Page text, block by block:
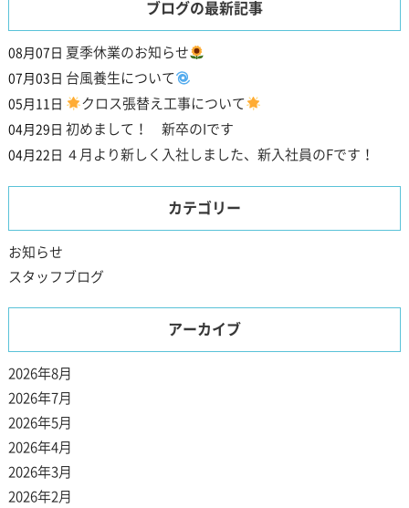
ブログの最新記事
08月07日 夏季休業のお知らせ
07月03日 台風養生について
05月11日 クロス張替え工事について
04月29日 初めまして！ 新卒のIです
04月22日 ４月より新しく入社しました、新入社員のFです！
カテゴリー
お知らせ
スタッフブログ
アーカイブ
2026年8月
2026年7月
2026年5月
2026年4月
2026年3月
2026年2月